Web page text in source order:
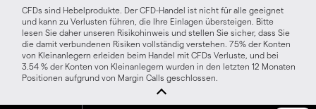
CFDs sind Hebelprodukte. Der CFD-Handel ist nicht für alle geeignet
und kann zu Verlusten führen, die Ihre Einlagen übersteigen. Bitte
lesen Sie daher unseren Risikohinweis und stellen Sie sicher, dass Sie
die damit verbundenen Risiken vollständig verstehen. 75% der Konten
von Kleinanlegern erleiden beim Handel mit CFDs Verluste, und bei
3.54 % der Konten von Kleinanlegern wurden in den letzten 12 Monaten
Positionen aufgrund von Margin Calls geschlossen.